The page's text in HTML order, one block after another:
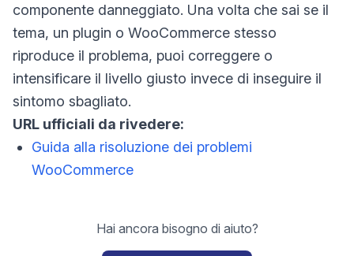
componente danneggiato. Una volta che sai se il
tema, un plugin o WooCommerce stesso
riproduce il problema, puoi correggere o
intensificare il livello giusto invece di inseguire il
sintomo sbagliato.
URL ufficiali da rivedere:
Guida alla risoluzione dei problemi
WooCommerce
Hai ancora bisogno di aiuto?